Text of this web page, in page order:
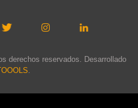
derechos reservados. Desarrollado